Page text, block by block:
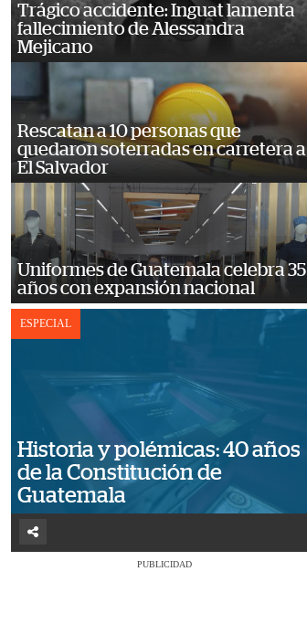
Trágico accidente: Inguat lamenta
fallecimiento de Alessandra
Mejicano
Rescatan a 10 personas que
quedaron soterradas en carretera a
El Salvador
Uniformes de Guatemala celebra 35
años con expansión nacional
ESPECIAL
Historia y polémicas: 40 años
de la Constitución de
Guatemala
PUBLICIDAD